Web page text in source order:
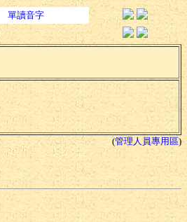
單讀音字
(管理人員專用區)